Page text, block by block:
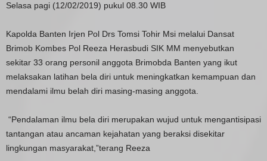
Selasa pagi (12/02/2019) pukul 08.30 WIB
Kapolda Banten Irjen Pol Drs Tomsi Tohir Msi melalui Dansat
Brimob Kombes Pol Reeza Herasbudi SIK MM menyebutkan
sekitar 33 orang personil anggota Brimobda Banten yang ikut
melaksakan latihan bela diri untuk meningkatkan kemampuan dan
mendalami ilmu belah diri masing-masing anggota.
“Pendalaman ilmu bela diri merupakan wujud untuk mengantisipasi
tantangan atau ancaman kejahatan yang beraksi disekitar
lingkungan masyarakat,”terang Reeza